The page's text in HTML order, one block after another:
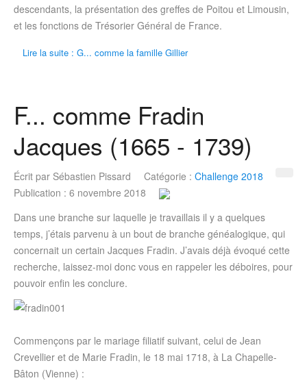
descendants, la présentation des greffes de Poitou et Limousin,
et les fonctions de Trésorier Général de France.
Lire la suite : G... comme la famille Gillier
F... comme Fradin
Jacques (1665 - 1739)
Écrit par Sébastien Pissard Catégorie : Challenge 2018
Publication : 6 novembre 2018
Dans une branche sur laquelle je travaillais il y a quelques
temps, j’étais parvenu à un bout de branche généalogique, qui
concernait un certain Jacques Fradin. J’avais déjà évoqué cette
recherche, laissez-moi donc vous en rappeler les déboires, pour
pouvoir enfin les conclure.
Commençons par le mariage filiatif suivant, celui de Jean
Crevellier et de Marie Fradin, le 18 mai 1718, à La Chapelle-
Bâton (Vienne) :